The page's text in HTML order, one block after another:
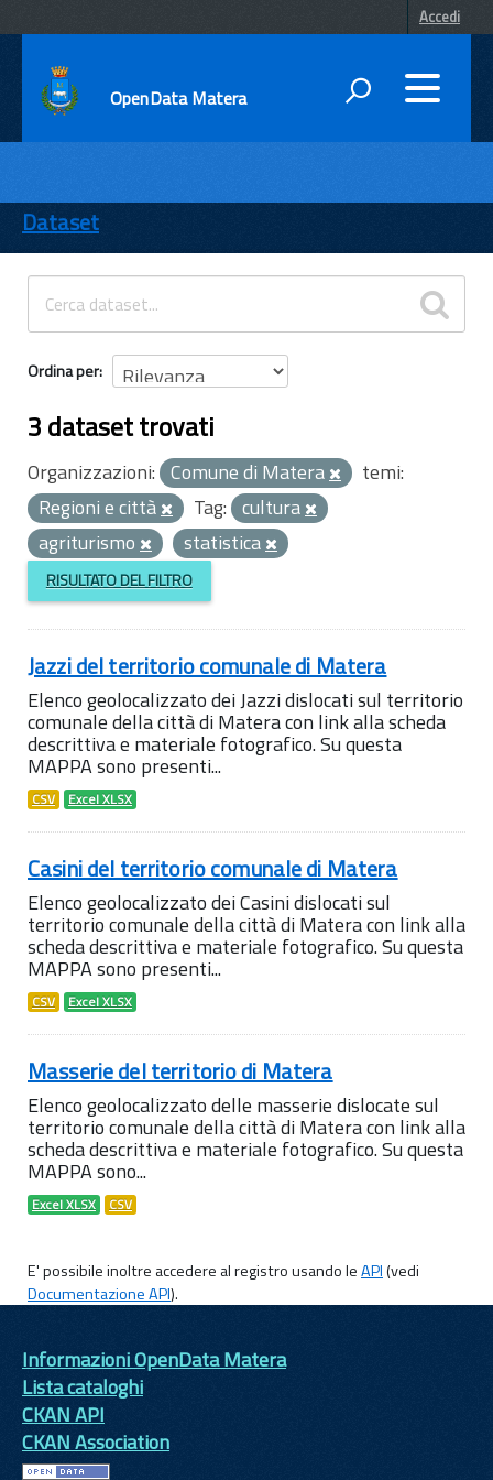
Accedi
OpenData Matera
ENTI
TEMI
INFORMAZIONI
Dataset
Ordina per
3 dataset trovati
Organizzazioni: Comune di Matera
temi:
Regioni e città
Tag: cultura
agriturismo
statistica
RISULTATO DEL FILTRO
Jazzi del territorio comunale di Matera
Elenco geolocalizzato dei Jazzi dislocati sul territorio
comunale della città di Matera con link alla scheda
descrittiva e materiale fotografico. Su questa
MAPPA sono presenti...
CSV Excel XLSX
Casini del territorio comunale di Matera
Elenco geolocalizzato dei Casini dislocati sul
territorio comunale della città di Matera con link alla
scheda descrittiva e materiale fotografico. Su questa
MAPPA sono presenti...
CSV Excel XLSX
Masserie del territorio di Matera
Elenco geolocalizzato delle masserie dislocate sul
territorio comunale della città di Matera con link alla
scheda descrittiva e materiale fotografico. Su questa
MAPPA sono...
Excel XLSX CSV
E' possibile inoltre accedere al registro usando leAPI(vedi
Documentazione API).
Informazioni OpenData Matera
Lista cataloghi
CKAN API
CKAN Association